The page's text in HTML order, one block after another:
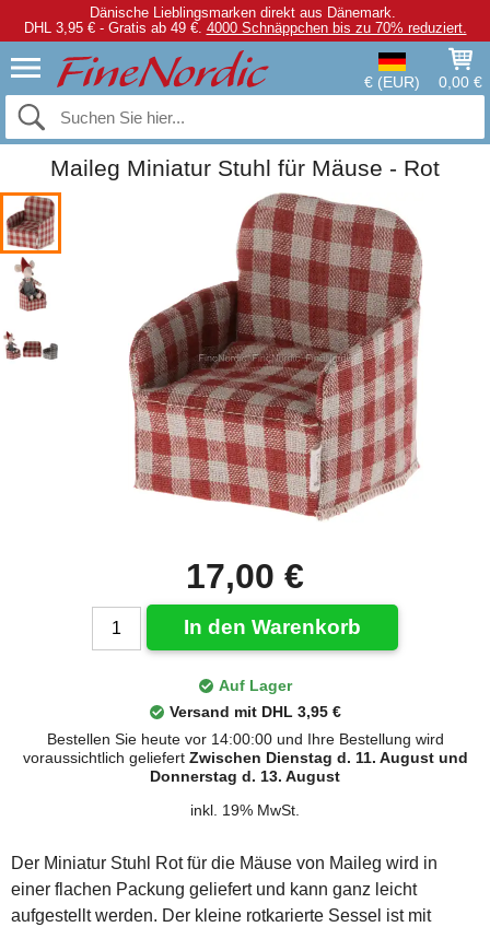
Dänische Lieblingsmarken direkt aus Dänemark.
DHL 3,95 € - Gratis ab 49 €. 4000 Schnäppchen bis zu 70% reduziert.
€ (EUR) 0,00 €
Maileg Miniatur Stuhl für Mäuse - Rot
17,00 €
In den Warenkorb
Auf Lager
Versand mit DHL 3,95 €
Bestellen Sie heute vor 14:00:00 und Ihre Bestellung wird
voraussichtlich geliefert Zwischen Dienstag d. 11. August und
Donnerstag d. 13. August
inkl. 19% MwSt.
Der Miniatur Stuhl Rot für die Mäuse von Maileg wird in
einer flachen Packung geliefert und kann ganz leicht
aufgestellt werden. Der kleine rotkarierte Sessel ist mit